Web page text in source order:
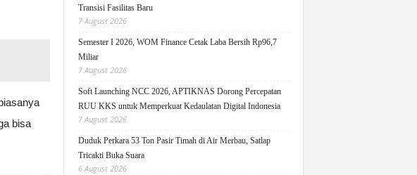
bisa
Transisi Fasilitas Baru
7 August 2026
Semester I 2026, WOM Finance Cetak Laba Bersih Rp96,7
Miliar
7 August 2026
Soft Launching NCC 2026, APTIKNAS Dorong Percepatan
RUU KKS untuk Memperkuat Kedaulatan Digital Indonesia
7 August 2026
Duduk Perkara 53 Ton Pasir Timah di Air Merbau, Satlap
Tricakti Buka Suara
6 August 2026